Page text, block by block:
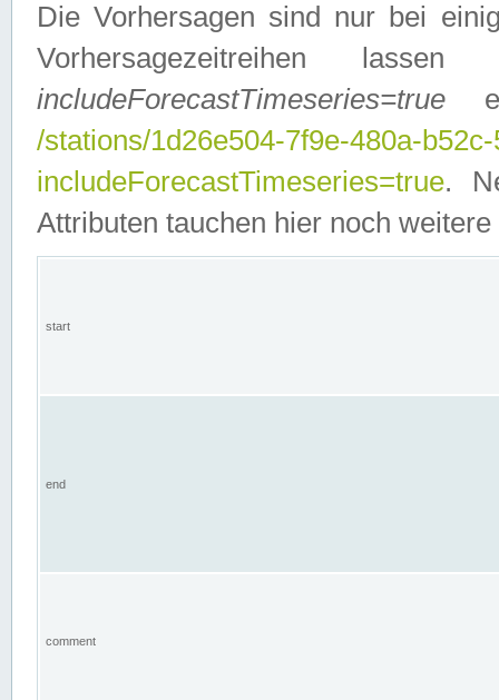
Die Vorhersagen sind nur bei
Vorhersagezeitreihen
includeForecastTimeseries=true
/stations/1d26e504-7f9e-480a-
includeForecastTimeseries=true.
Attributen tauchen hier noch weitere
start
end
comment